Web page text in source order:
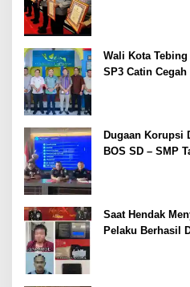
Wali Kota
SP3 Catin
Dugaan Korupsi
BOS SD – SMP
Saat Hendak
Pelaku Berhasil